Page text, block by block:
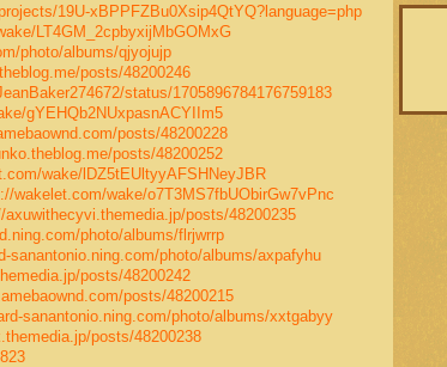
19U-xBPPFZBu0Xsip4QtYQ?language=php
LT4GM_2cpbyxijMbGOMxG
photo/albums/qjyojujp
posts/48200246
status/1705896784176759183
gYEHQb2NUxpasnACYIIm5
posts/48200228
posts/48200252
wake/lDZ5tEUltyyAFSHNeyJBR
wakelet.com/wake/o7T3MS7fbUObirGw7vPnc
axuwithecyvi.themedia.jp/posts/48200235
photo/albums/flrjwrrp
sanantonio.ning.com/photo/albums/axpafyhu
posts/48200242
posts/48200215
sanantonio.ning.com/photo/albums/xxtgabyy
posts/48200238